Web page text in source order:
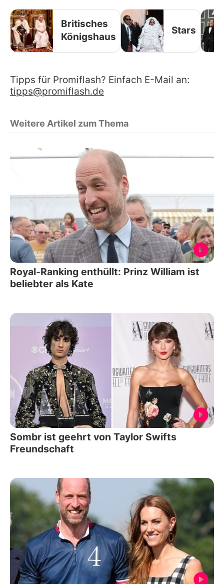
Britisches
Königshaus
Stars
Tipps für Promiflash? Einfach E-Mail an:
tipps@promiflash.de
Weitere Artikel zum Thema
Royal-Ranking enthüllt: Prinz William ist
beliebter als Kate
Sombr ist geehrt von Taylor Swifts
Freundschaft